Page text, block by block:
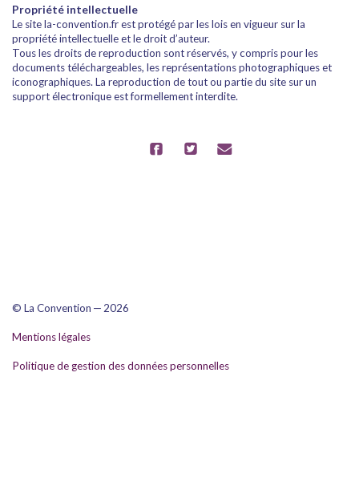
Propriété intellectuelle
Le site la-convention.fr est protégé par les lois en vigueur sur la
propriété intellectuelle et le droit d’auteur.
Tous les droits de reproduction sont réservés, y compris pour les
documents téléchargeables, les représentations photographiques et
iconographiques. La reproduction de tout ou partie du site sur un
support électronique est formellement interdite.
© La Convention – 2026
Mentions légales
Politique de gestion des données personnelles